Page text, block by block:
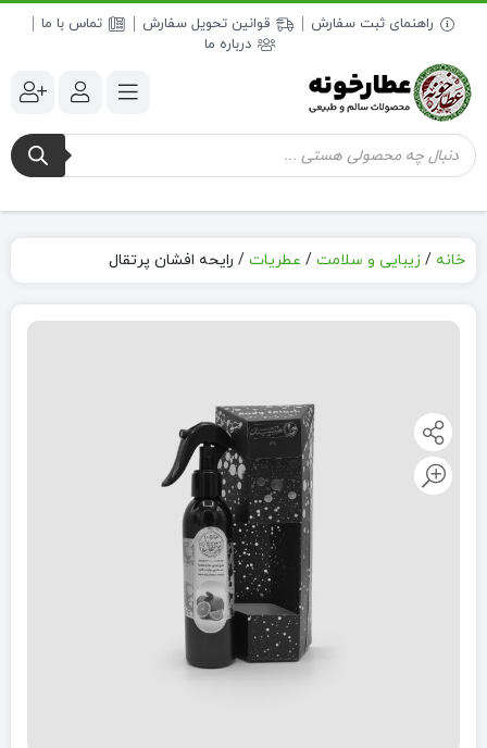
راهنمای ثبت سفارش قوانین تحویل سفارش
تماس با ما
درباره ما
جستجوی
محصولات
خانه / زیبایی و سلامت / عطریات / رایحه افشان پرتقال